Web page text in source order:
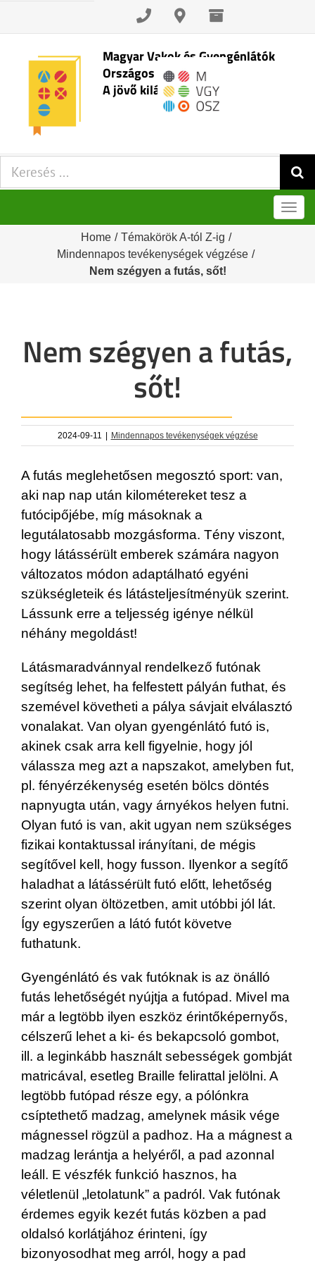
Skip
content
Magyar Vakok és Gyengénlátók
Országos Szövetsége
A jövő kilátásai
Keresés:
Home / Témakörök A-tól Z-ig /
Mindennapos tevékenységek végzése /
Nem szégyen a futás, sőt!
Nem szégyen a futás,
sőt!
2024-09-11 | Mindennapos tevékenységek végzése
A futás meglehetősen megosztó sport: van,
aki nap nap után kilométereket tesz a
futócipőjébe, míg másoknak a
legutálatosabb mozgásforma. Tény viszont,
hogy látássérült emberek számára nagyon
változatos módon adaptálható egyéni
szükségleteik és látásteljesítményük szerint.
Lássunk erre a teljesség igénye nélkül
néhány megoldást!
Látásmaradvánnyal rendelkező futónak
segítség lehet, ha felfestett pályán futhat, és
szemével követheti a pálya sávjait elválasztó
vonalakat. Van olyan gyengénlátó futó is,
akinek csak arra kell figyelnie, hogy jól
válassza meg azt a napszakot, amelyben fut,
pl. fényérzékenység esetén bölcs döntés
napnyugta után, vagy árnyékos helyen futni.
Olyan futó is van, akit ugyan nem szükséges
fizikai kontaktussal irányítani, de mégis
segítővel kell, hogy fusson. Ilyenkor a segítő
haladhat a látássérült futó előtt, lehetőség
szerint olyan öltözetben, amit utóbbi jól lát.
Így egyszerűen a látó futót követve
futhatunk.
Gyengénlátó és vak futóknak is az önálló
futás lehetőségét nyújtja a futópad. Mivel ma
már a legtöbb ilyen eszköz érintőképernyős,
célszerű lehet a ki- és bekapcsoló gombot,
ill. a leginkább használt sebességek gombját
matricával, esetleg Braille felirattal jelölni. A
legtöbb futópad része egy, a pólónkra
csíptethető madzag, amelynek másik vége
mágnessel rögzül a padhoz. Ha a mágnest a
madzag lerántja a helyéről, a pad azonnal
leáll. E vészfék funkció hasznos, ha
véletlenül „letolatunk” a padról. Vak futónak
érdemes egyik kezét futás közben a pad
oldalsó korlátjához érinteni, így
bizonyosodhat meg arról, hogy a pad